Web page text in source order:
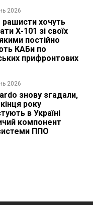
2026
хочуть
Х-101 зі своїх
постійно
КАБи по
прифронтових
2026
знову згадали,
року
в Україні
компонент
ППО